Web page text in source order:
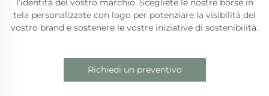
l’identità del vostro marchio. Scegliete le nostre borse in
tela personalizzate con logo per potenziare la visibilità del
vostro brand e sostenere le vostre iniziative di sostenibilità.
Richiedi un preventivo